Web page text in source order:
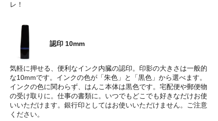
レ！
認印 10mm
気軽に押せる、便利なインク内臓の認印。印影の大きさは一般的
な10mmです。インクの色が「朱色」と「黒色」から選べます。
インクの色に関わらず、はんこ本体は黒色です。宅配便や郵便物
の受け取りに。仕事の書類に。いつでもどこでも好きなだけお使
いいただけます。銀行印としてはお使いいただけません。ご注意
ください。